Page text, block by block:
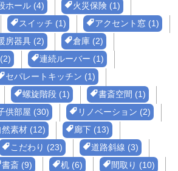
ホール (4)
火災保険 (1)
スイッチ (1)
アクセント窓 (1)
房器具 (2)
倉庫 (2)
連続ルーバー (1)
セパレートキッチン (1)
螺旋階段 (1)
書斎空間 (1)
供部屋 (30)
リノベーション (2)
然素材 (12)
廊下 (13)
こだわり (23)
道路斜線 (3)
書斎 (9) 机 (6)
間取り (10)